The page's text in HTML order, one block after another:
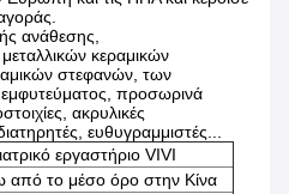
ανάθεσης,
κεραμικών
στεφανών, των
εμφυτεύματος, προσωρινά
ακρυλικές
ευθυγραμμιστές...
εργαστήριο VIVI
από το μέσο όρο στην Κίνα